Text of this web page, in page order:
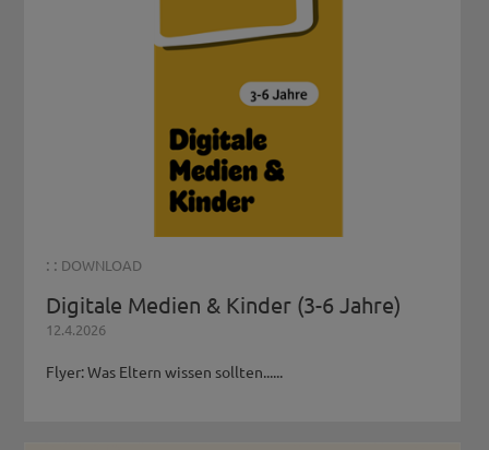
: : DOWNLOAD
Digitale Medien & Kinder (3-6 Jahre)
12.4.2026
Flyer: Was Eltern wissen sollten......